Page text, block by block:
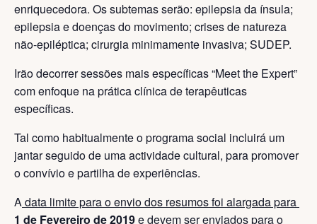
enriquecedora. Os subtemas serão: epilepsia da ínsula;
epilepsia e doenças do movimento; crises de natureza
não-epiléptica; cirurgia minimamente invasiva; SUDEP.
Irão decorrer sessões mais específicas “Meet the Expert”
com enfoque na prática clínica de terapêuticas
específicas.
Tal como habitualmente o programa social incluirá um
jantar seguido de uma actividade cultural, para promover
o convívio e partilha de experiências.
Adata limite para o envio dos resumos foi alargada para
1 de Fevereiro de 2019e devem ser enviados para o